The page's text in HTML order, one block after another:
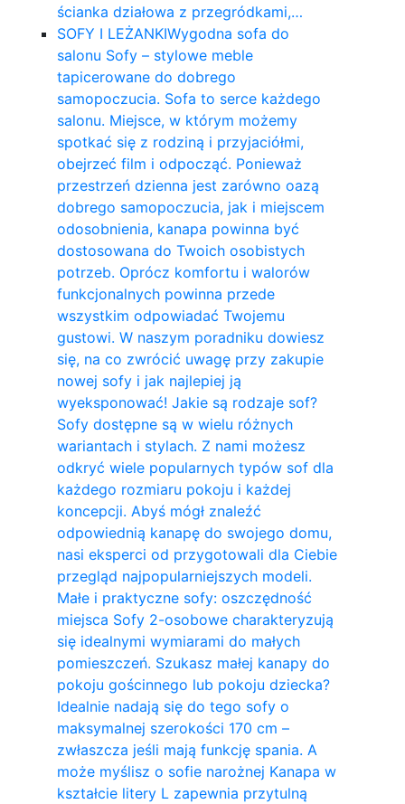
ścianka działowa z przegródkami,…
SOFY I LEŻANKIWygodna sofa do
salonu Sofy – stylowe meble
tapicerowane do dobrego
samopoczucia. Sofa to serce każdego
salonu. Miejsce, w którym możemy
spotkać się z rodziną i przyjaciółmi,
obejrzeć film i odpocząć. Ponieważ
przestrzeń dzienna jest zarówno oazą
dobrego samopoczucia, jak i miejscem
odosobnienia, kanapa powinna być
dostosowana do Twoich osobistych
potrzeb. Oprócz komfortu i walorów
funkcjonalnych powinna przede
wszystkim odpowiadać Twojemu
gustowi. W naszym poradniku dowiesz
się, na co zwrócić uwagę przy zakupie
nowej sofy i jak najlepiej ją
wyeksponować! Jakie są rodzaje sof?
Sofy dostępne są w wielu różnych
wariantach i stylach. Z nami możesz
odkryć wiele popularnych typów sof dla
każdego rozmiaru pokoju i każdej
koncepcji. Abyś mógł znaleźć
odpowiednią kanapę do swojego domu,
nasi eksperci od przygotowali dla Ciebie
przegląd najpopularniejszych modeli.
Małe i praktyczne sofy: oszczędność
miejsca Sofy 2-osobowe charakteryzują
się idealnymi wymiarami do małych
pomieszczeń. Szukasz małej kanapy do
pokoju gościnnego lub pokoju dziecka?
Idealnie nadają się do tego sofy o
maksymalnej szerokości 170 cm –
zwłaszcza jeśli mają funkcję spania. A
może myślisz o sofie narożnej Kanapa w
kształcie litery L zapewnia przytulną